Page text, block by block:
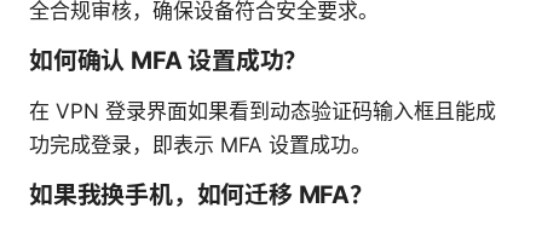
全合规审核，确保设备符合安全要求。
如何确认 MFA 设置成功？
在 VPN 登录界面如果看到动态验证码输入框且能成
功完成登录，即表示 MFA 设置成功。
如果我换手机，如何迁移 MFA？